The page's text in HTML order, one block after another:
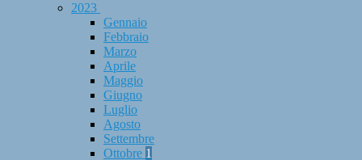
2023
Gennaio
Febbraio
Marzo
Aprile
Maggio
Giugno
Luglio
Agosto
Settembre
Ottobre 1